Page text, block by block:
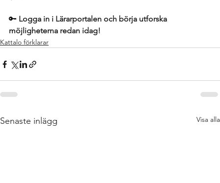
🔑 Logga in i Lärarportalen och börja utforska
möjligheterna redan idag!
Kattalo förklarar
Senaste inlägg Visa alla